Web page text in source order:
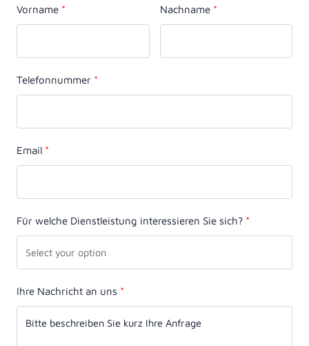
Vorname
Nachname
Telefonnummer
Email
Für welche Dienstleistung interessieren Sie sich?
Ihre Nachricht an uns